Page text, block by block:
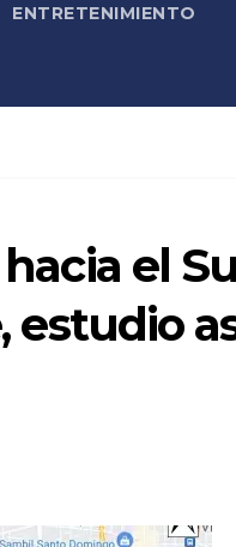
ENTRETENIMIENTO
el
estudio